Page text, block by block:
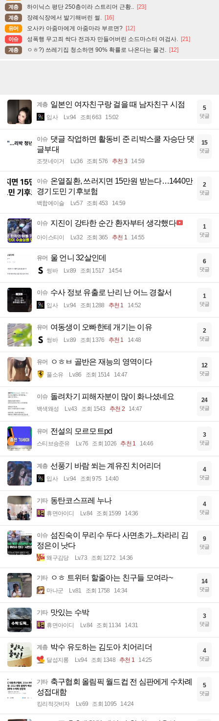
계층 하이닉스 평단 250층이라 스트리머 근황.. [23]
계층 장례식장에서 발기해버린 썰. [16]
유머 오사카 아줌마에게 아줌마라 부르면? [12]
이슈 성폭행 무고죄 싹다 전과자 만들어버린 소드마스터 여검사. [21]
계층 ㅇㅎ?) 쓰레기집 청소하면 90% 확률로 나온다는 물건. [12]
계층 일본인 여자친구랑 걸을 때 남자친구 시점
입사 Lv.94 조회 663 15:02
5
댓글
이슈 댓글 작업하면 활동비 준 리박스쿨 자승단 댓
글부대
조졋네이거 Lv.36 조회 576 추천 3 14:59
15
댓글
이슈 온열질환, 쓰러지면 15만원 받는다…1440만
경기도민 기후보험
백합에이슬 Lv.57 조회 453 14:59
2
댓글
이슈 지진이 강타한 순간 환자부터 생각했다
아이스티이 Lv.32 조회 365 추천 1 14:55
1
댓글
유머 울 언니 32살인데
썽바 Lv.89 조회 1517 14:54
6
댓글
이슈 수사 정보 유출로 난리 난 어느 경찰서
입사 Lv.94 조회 1288 추천 1 14:52
1
댓글
유머 여동생이 오빠한테 개기는 이유
썽바 Lv.89 조회 1376 추천 1 14:48
2
댓글
유머 ㅇㅎㅂ 골반은 재능의 영역이다
풀소유 Lv.86 조회 1514 14:47
12
댓글
이슈 돌려차기 피해자분이 많이 화나셨네요
백색왜성 Lv.43 조회 1543 추천 2 14:47
24
댓글
유머 전설의 모르모트pd
스티브승준유 Lv.76 조회 1026 추천 1 14:46
3
댓글
계층 선풍기 바람 쐬는 계유진 치어리더
입사 Lv.94 조회 975 14:40
4
댓글
기타 동탄코스프레 누나
휴면아이디 Lv.84 조회 1599 14:36
4
댓글
이슈 섬진숙이 무리수 두다 사면초가...차라리 김
정은이 낫다
왜구김당 Lv.73 조회 1272 14:36
9
댓글
기타 ㅇㅎ 트위터 할줄아는 친구들 모여라~
마나군 Lv.81 조회 1758 14:34
14
댓글
기타 맛있는 수박
휴면아이디 Lv.84 조회 1134 14:31
3
댓글
계층 박수 유도하는 김도아 치어리더
달섭지롱 Lv.94 조회 1348 추천 1 14:25
4
댓글
기타 축구협회 올림픽 월드컵 전 심판에게 수차례
성접대함
킹리적갓비자 Lv.69 조회 1095 14:24
5
댓글